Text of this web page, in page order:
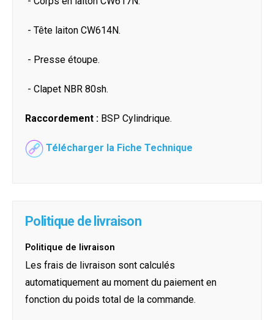
- Tête laiton CW614N.
- Presse étoupe.
- Clapet NBR 80sh.
Raccordement : BSP Cylindrique.
Télécharger la Fiche Technique
Politique de livraison
Politique de livraison
Les frais de livraison sont calculés
automatiquement au moment du paiement en
fonction du poids total de la commande.